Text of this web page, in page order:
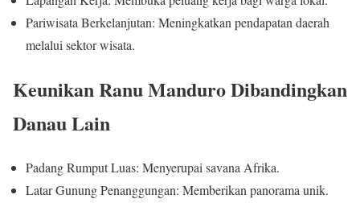
Pariwisata Berkelanjutan: Meningkatkan pendapatan daerah
melalui sektor wisata.
Keunikan Ranu Manduro Dibandingkan
Danau Lain
Padang Rumput Luas: Menyerupai savana Afrika.
Latar Gunung Penanggungan: Memberikan panorama unik.